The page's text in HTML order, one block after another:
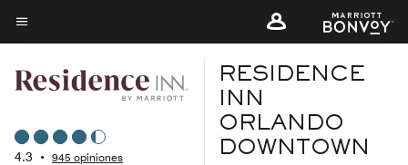
Skip
to
content
Texto del menú
4.3 • 945 opiniones
RESIDENCE
INN
ORLANDO
DOWNTOWN